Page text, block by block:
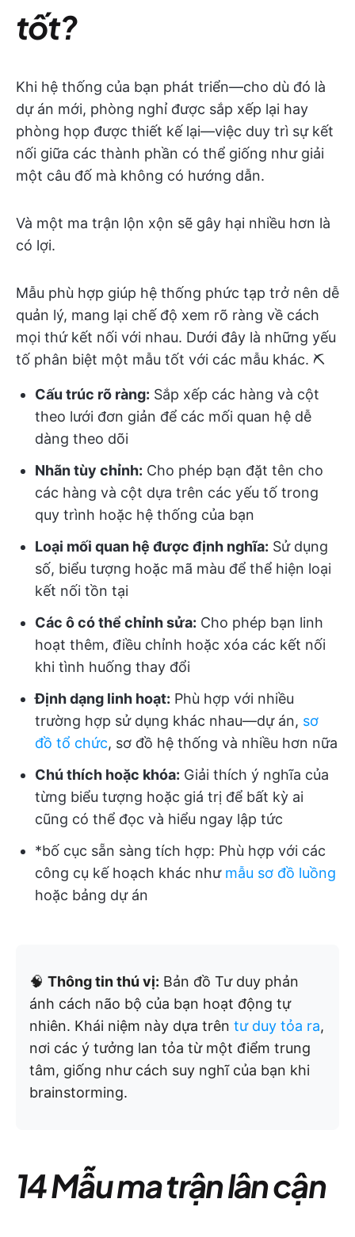
tốt?
Khi hệ thống của bạn phát triển—cho dù đó là
dự án mới, phòng nghỉ được sắp xếp lại hay
phòng họp được thiết kế lại—việc duy trì sự kết
nối giữa các thành phần có thể giống như giải
một câu đố mà không có hướng dẫn.
Và một ma trận lộn xộn sẽ gây hại nhiều hơn là
có lợi.
Mẫu phù hợp giúp hệ thống phức tạp trở nên dễ
quản lý, mang lại chế độ xem rõ ràng về cách
mọi thứ kết nối với nhau. Dưới đây là những yếu
tố phân biệt một mẫu tốt với các mẫu khác. ⛏️
Cấu trúc rõ ràng: Sắp xếp các hàng và cột
theo lưới đơn giản để các mối quan hệ dễ
dàng theo dõi
Nhãn tùy chỉnh: Cho phép bạn đặt tên cho
các hàng và cột dựa trên các yếu tố trong
quy trình hoặc hệ thống của bạn
Loại mối quan hệ được định nghĩa: Sử dụng
số, biểu tượng hoặc mã màu để thể hiện loại
kết nối tồn tại
Các ô có thể chỉnh sửa: Cho phép bạn linh
hoạt thêm, điều chỉnh hoặc xóa các kết nối
khi tình huống thay đổi
Định dạng linh hoạt: Phù hợp với nhiều
trường hợp sử dụng khác nhau—dự án, sơ
đồ tổ chức, sơ đồ hệ thống và nhiều hơn nữa
Chú thích hoặc khóa: Giải thích ý nghĩa của
từng biểu tượng hoặc giá trị để bất kỳ ai
cũng có thể đọc và hiểu ngay lập tức
*bố cục sẵn sàng tích hợp: Phù hợp với các
công cụ kế hoạch khác như mẫu sơ đồ luồng
hoặc bảng dự án
🧠 Thông tin thú vị: Bản đồ Tư duy phản
ánh cách não bộ của bạn hoạt động tự
nhiên. Khái niệm này dựa trên tư duy tỏa ra,
nơi các ý tưởng lan tỏa từ một điểm trung
tâm, giống như cách suy nghĩ của bạn khi
brainstorming.
14 Mẫu ma trận lân cận